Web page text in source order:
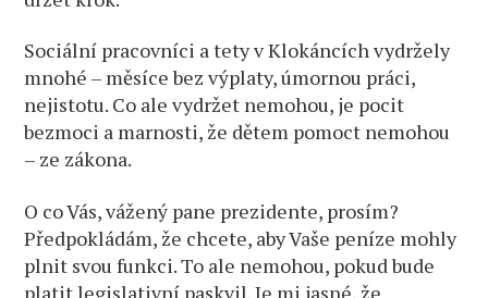
Sociální pracovníci a tety v Klokáncích vydržely
mnohé – měsíce bez výplaty, úmornou práci,
nejistotu. Co ale vydržet nemohou, je pocit
bezmoci a marnosti, že dětem pomoct nemohou
– ze zákona.
O co Vás, vážený pane prezidente, prosím?
Předpokládám, že chcete, aby Vaše peníze mohly
plnit svou funkci. To ale nemohou, pokud bude
platit legislativní paskvil. Je mi jasné, že